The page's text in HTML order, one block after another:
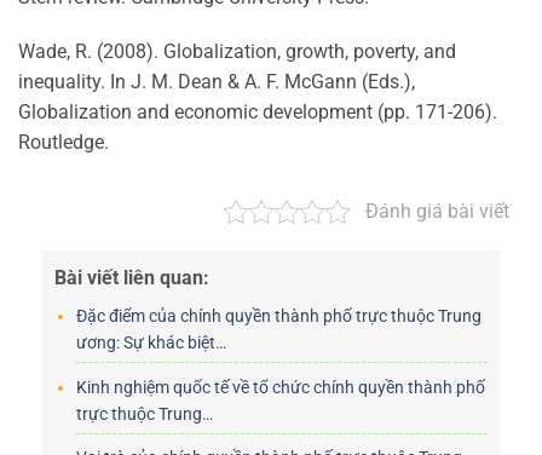
Wade, R. (2008). Globalization, growth, poverty, and
inequality. In J. M. Dean & A. F. McGann (Eds.),
Globalization and economic development (pp. 171-206).
Routledge.
Đánh giá bài viết
Bài viết liên quan:
Đặc điểm của chính quyền thành phố trực thuộc Trung
ương: Sự khác biệt…
Kinh nghiệm quốc tế về tổ chức chính quyền thành phố
trực thuộc Trung…